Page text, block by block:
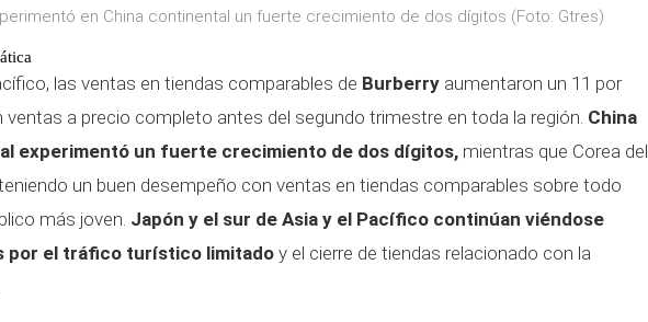
en China continental un fuerte crecimiento de dos dígitos (Foto: Gtres)
las ventas en tiendas comparables de Burberry aumentaron un 11 por
ventas a precio completo antes del segundo trimestre en toda la región. China
experimentó un fuerte crecimiento de dos dígitos, mientras que Corea del
un buen desempeño con ventas en tiendas comparables sobre todo
más joven. Japón y el sur de Asia y el Pacífico continúan viéndose
por el tráfico turístico limitado y el cierre de tiendas relacionado con la